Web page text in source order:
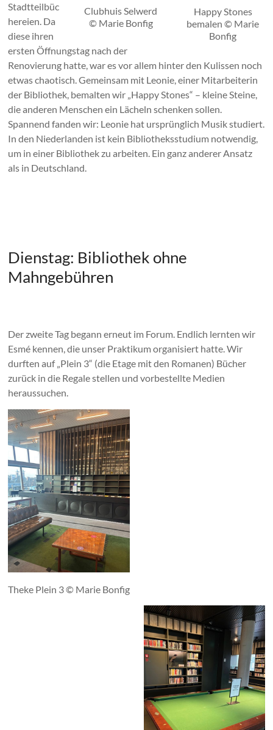
Happy Stones
bemalen © Marie
Bonfig
Clubhuis Selwerd
© Marie Bonfig
Stadtteilbüc
hereien. Da
diese ihren
ersten Öffnungstag nach der
Renovierung hatte, war es vor allem hinter den Kulissen noch
etwas chaotisch. Gemeinsam mit Leonie, einer Mitarbeiterin
der Bibliothek, bemalten wir „Happy Stones“ – kleine Steine,
die anderen Menschen ein Lächeln schenken sollen.
Spannend fanden wir: Leonie hat ursprünglich Musik studiert.
In den Niederlanden ist kein Bibliotheksstudium notwendig,
um in einer Bibliothek zu arbeiten. Ein ganz anderer Ansatz
als in Deutschland.
Dienstag: Bibliothek ohne
Mahngebühren
Der zweite Tag begann erneut im Forum. Endlich lernten wir
Esmé kennen, die unser Praktikum organisiert hatte. Wir
durften auf „Plein 3“ (die Etage mit den Romanen) Bücher
zurück in die Regale stellen und vorbestellte Medien
heraussuchen.
Theke Plein 3 © Marie Bonfig